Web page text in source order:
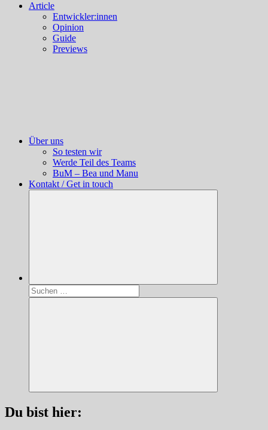
Article
Entwickler:innen
Opinion
Guide
Previews
Über uns
So testen wir
Werde Teil des Teams
BuM – Bea und Manu
Kontakt / Get in touch
Suchen
nach:
Suchen
Du bist hier: